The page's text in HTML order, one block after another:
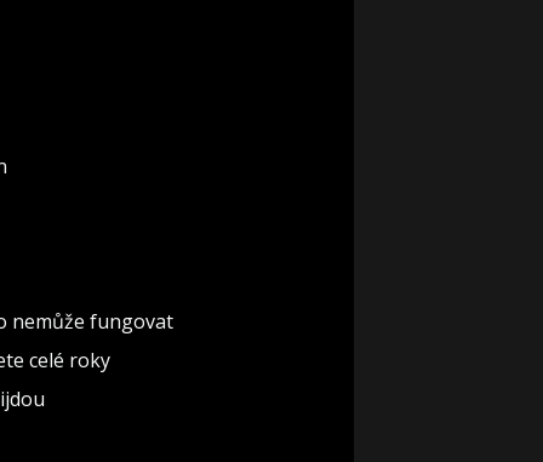
nemůže fungovat
celé roky